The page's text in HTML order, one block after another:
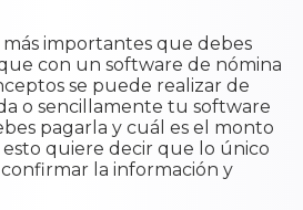
más importantes que debes
con un software de nómina
se puede realizar de
o sencillamente tu software
pagarla y cuál es el monto
quiere decir que lo único
la información y